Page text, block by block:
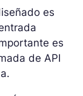
es
es
de API